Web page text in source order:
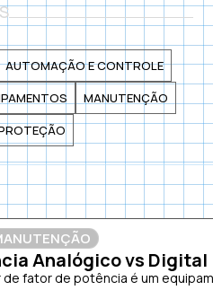
AUTOMAÇÃO E CONTROLE
MANUTENÇÃO
Analógico vs Digital
fator de potência é um